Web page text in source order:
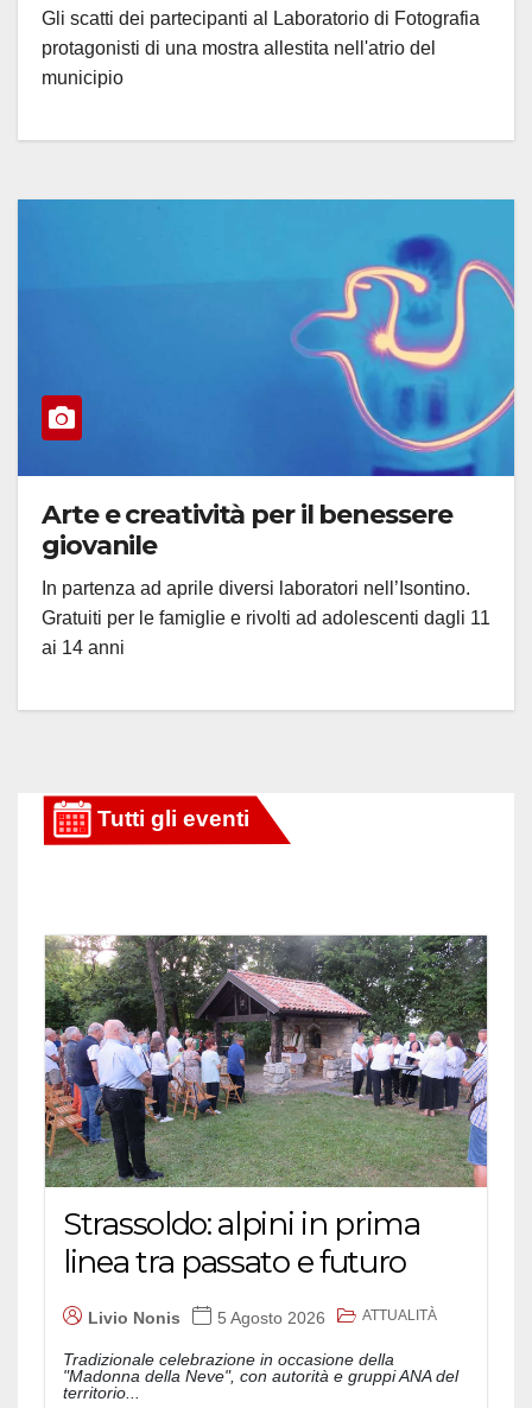
Gli scatti dei partecipanti al Laboratorio di Fotografia
protagonisti di una mostra allestita nell'atrio del
municipio
Arte e creatività per il benessere
giovanile
In partenza ad aprile diversi laboratori nell’Isontino.
Gratuiti per le famiglie e rivolti ad adolescenti dagli 11
ai 14 anni
Strassoldo: alpini in prima
linea tra passato e futuro
Livio Nonis 5 Agosto 2026 ATTUALITÀ
Tradizionale celebrazione in occasione della
"Madonna della Neve", con autorità e gruppi ANA del
territorio...